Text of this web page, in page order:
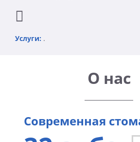
Услуги: .
О нас
Современная